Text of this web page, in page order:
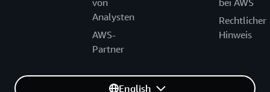
von
Analysten
AWS-
Partner
bei AWS
Rechtlicher
Hinweis
English